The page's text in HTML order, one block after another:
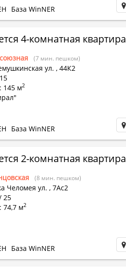
База WinNER
4-комнатная квартира
(7 мин. пешком)
ул. , 44К2
145 м2
База WinNER
2-комнатная квартира
(8 мин. пешком)
Челомея ул. , 7Ас2
25
74,7 м2
База WinNER